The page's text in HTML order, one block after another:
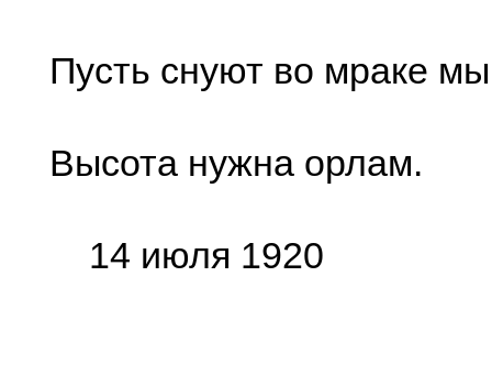
Пусть снуют во мраке
Высота нужна орлам.
14 июля 1920